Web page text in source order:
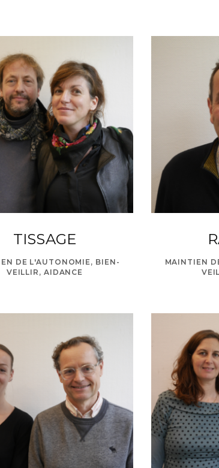
TISSAGE
DE L'AUTONOMIE, BIEN-
VEILLIR, AIDANCE
MAINTIEN